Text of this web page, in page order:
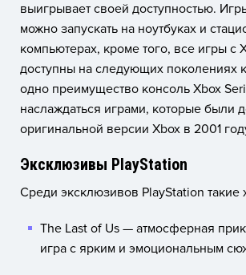
выигрывает своей доступностью.
можно запускать на ноутбуках и
компьютерах, кроме того, все игры с
доступны на следующих поколениях
одно преимущество консоль Xbox
наслаждаться играми, которые были
оригинальной версии Xbox в 2001
Эксклюзивы PlayStation
Среди эксклюзивов PlayStation такие
The Last of Us — атмосферная
игра с ярким и эмоциональным